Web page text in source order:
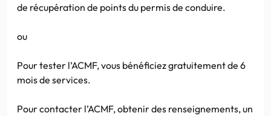
de récupération de points du permis de conduire.
ou
Pour tester l’ACMF, vous bénéficiez gratuitement de 6
mois de services.
Pour contacter l’ACMF, obtenir des renseignements, un